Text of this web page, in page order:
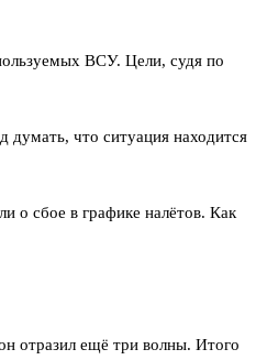
ВСУ. Цели, судя по
думать, что ситуация находится
о сбое в графике налётов. Как
отразил ещё три волны. Итого